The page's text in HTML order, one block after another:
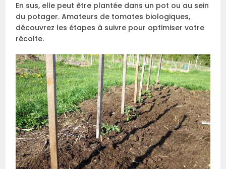
En sus, elle peut être plantée dans un pot ou au sein
du potager. Amateurs de tomates biologiques,
découvrez les étapes à suivre pour optimiser votre
récolte.